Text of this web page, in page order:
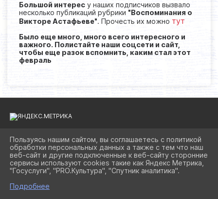
Большой интерес у наших подписчиков вызвало
несколько публикаций рубрики "Воспоминания о
Викторе Астафьеве". Прочесть их можно тут
Было еще много, много всего интересного и
важного. Полистайте наши соцсети и сайт,
чтобы еще разок вспомнить, каким стал этот
февраль
2026 Г. BIBLIOAST.RU
ВХОД
КАРТА САЙТА
ПОЛИТИКА ОБРАБОТКИ ПЕРСОНАЛЬНЫХ ДАННЫХ
СДЕЛАНО НА KUBCMS
Пользуясь нашим сайтом, вы соглашаетесь с политикой
обработки персональных данных а также с тем что наш
веб-сайт и другие подключенные к веб-сайту сторонние
сервисы используют cookies такие как Яндекс Метрика,
"Госуслуги", "PRO.Культура", "Спутник аналитика".
Подробнее